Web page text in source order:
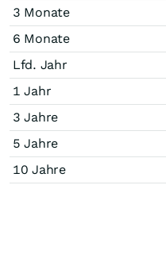
3 Monate
6 Monate
Lfd. Jahr
1 Jahr
3 Jahre
5 Jahre
10 Jahre